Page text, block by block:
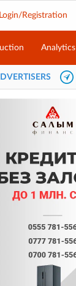
Login/Registration
Analytics